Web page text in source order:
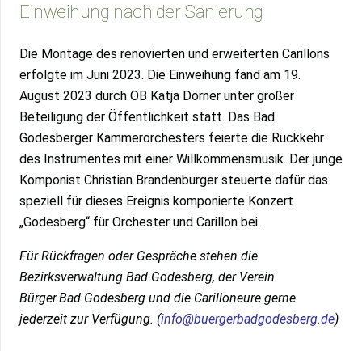
Einweihung nach der Sanierung
Die Montage des renovierten und erweiterten Carillons
erfolgte im Juni 2023. Die Einweihung fand am 19.
August 2023 durch OB Katja Dörner unter großer
Beteiligung der Öffentlichkeit statt. Das Bad
Godesberger Kammerorchesters feierte die Rückkehr
des Instrumentes mit einer Willkommensmusik. Der junge
Komponist Christian Brandenburger steuerte dafür das
speziell für dieses Ereignis komponierte Konzert
„Godesberg“ für Orchester und Carillon bei.
Für Rückfragen oder Gespräche stehen die
Bezirksverwaltung Bad Godesberg, der Verein
Bürger.Bad.Godesberg und die Carilloneure gerne
jederzeit zur Verfügung. (info@buergerbadgodesberg.de)